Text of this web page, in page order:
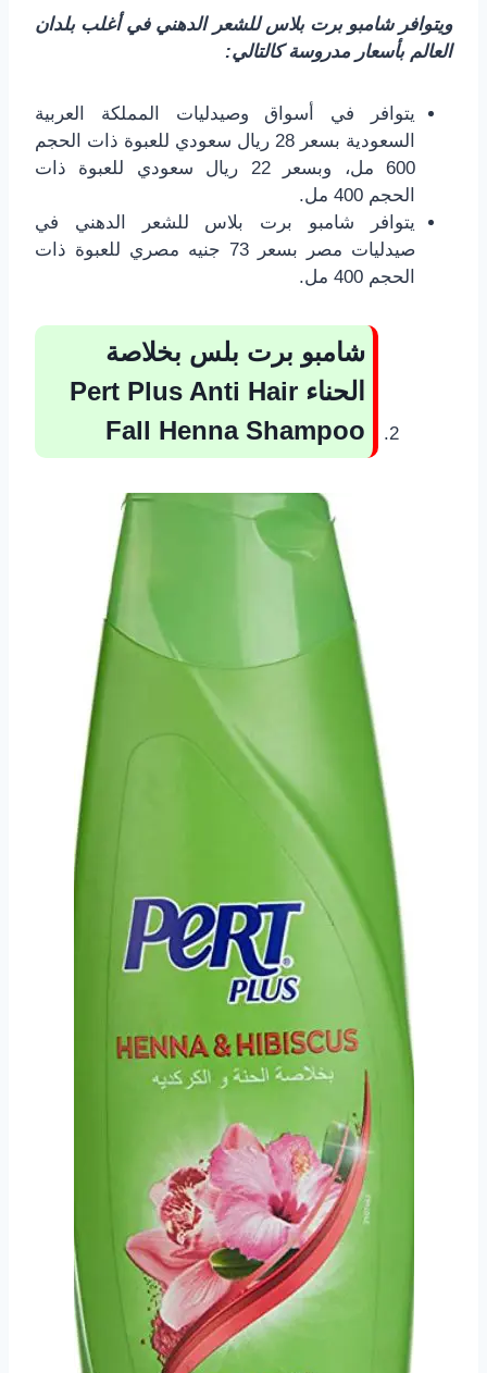
ويتوافر شامبو برت بلاس للشعر الدهني في أغلب بلدان
العالم بأسعار مدروسة كالتالي:
يتوافر في أسواق وصيدليات المملكة العربية
السعودية بسعر 28 ريال سعودي للعبوة ذات الحجم
600 مل، وبسعر 22 ريال سعودي للعبوة ذات
الحجم 400 مل.
يتوافر شامبو برت بلاس للشعر الدهني في
صيدليات مصر بسعر 73 جنيه مصري للعبوة ذات
الحجم 400 مل.
شامبو برت بلس بخلاصة
الحناء Pert Plus Anti Hair
Fall Henna Shampoo